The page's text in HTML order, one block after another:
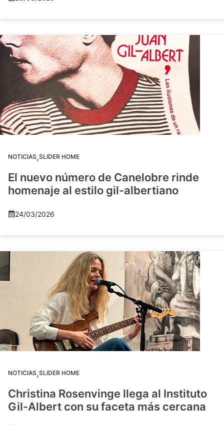
NOTICIAS,SLIDER HOME
El nuevo número de Canelobre rinde
homenaje al estilo gil-albertiano
24/03/2026
NOTICIAS,SLIDER HOME
Christina Rosenvinge llega al Instituto
Gil-Albert con su faceta más cercana